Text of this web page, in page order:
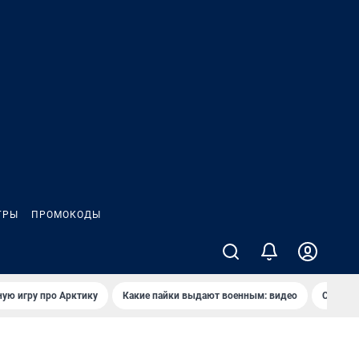
ПРОМОКОДЫ
игру про Арктику Какие пайки выдают военным: видео Самая